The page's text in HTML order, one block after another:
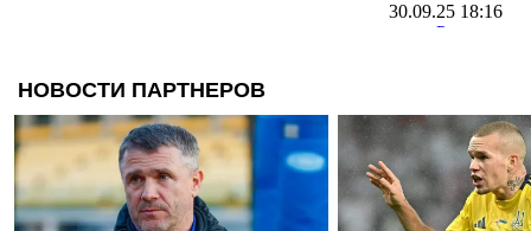
30.09.25 18:16
Оболонь
вратаря на
20.09.25 10:40
Источник: